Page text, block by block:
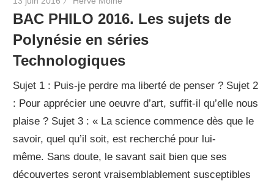
BAC PHILO 2016. Les sujets de
Polynésie en séries
Technologiques
Sujet 1 : Puis-je perdre ma liberté de penser ? Sujet 2
: Pour apprécier une oeuvre d’art, suffit-il qu’elle nous
plaise ? Sujet 3 : « La science commence dès que le
savoir, quel qu’il soit, est recherché pour lui-
même. Sans doute, le savant sait bien que ses
découvertes seront vraisemblablement susceptibles